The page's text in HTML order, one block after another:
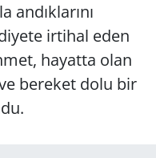
irtihal eden
hayatta olan
bereket dolu bir